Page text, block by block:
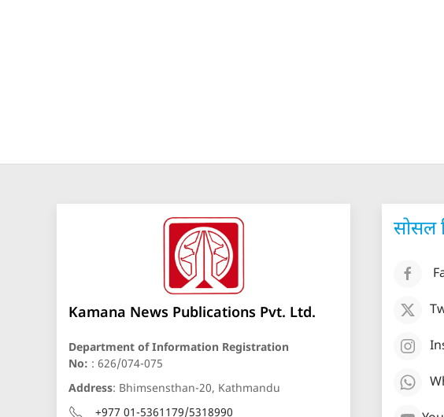
Kamana News Publications Pvt. Ltd.
Department of Information Registration
No: : 626/074-075
Address: Bhimsensthan-20, Kathmandu
+977 01-5361179/5318990
सोसल